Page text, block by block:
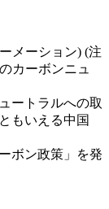
メーション) (注
カーボンニュ
ートラルへの取
もいえる中国
ボン政策」を発